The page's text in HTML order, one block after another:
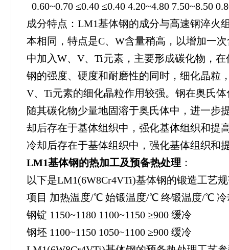
0.60~0.70 ≤0.40 ≤0.40 4.20~4.80 7.50~8.50
成分特点：LM1基体钢的成分与高速钢淬火
本相同，特点是C、W含量稍高，以增加一
中加入W、V、Ti元素，主要形成碳化物，
钢的强度、硬度和耐磨性的同时，细化晶粒
V、Ti元素的细化晶粒作用较强。钢在奥氏
随其碳化物少量地固溶于奥氏体中，进一步
却后存在于基体组织中，强化基体组织和提
冷却后存在于基体组织中，强化基体组织和
LM1基体钢的热加工及预备热处理 ：
以下是LM1(6W8Cr4VTi)基体钢的锻造工艺
项目 加热温度/℃ 始锻温度/℃ 终锻温度/℃ 冷
钢锭 1150~1180 1100~1150 ≥900 缓冷
钢坯 1100~1150 1050~1100 ≥900 缓冷